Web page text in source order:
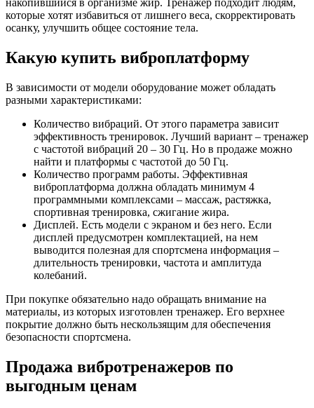
которые хотят избавиться от лишнего веса, скорректировать
осанку, улучшить общее состояние тела.
Какую купить виброплатформу
В зависимости от модели оборудование может обладать
разными характеристиками:
Количество вибраций. От этого параметра зависит
эффективность тренировок. Лучший вариант – тренажер
с частотой вибраций 20 – 30 Гц. Но в продаже можно
найти и платформы с частотой до 50 Гц.
Количество программ работы. Эффективная
виброплатформа должна обладать минимум 4
программными комплексами – массаж, растяжка,
спортивная тренировка, сжигание жира.
Дисплей. Есть модели с экраном и без него. Если
дисплей предусмотрен комплектацией, на нем
выводится полезная для спортсмена информация –
длительность тренировки, частота и амплитуда
колебаний.
При покупке обязательно надо обращать внимание на
материалы, из которых изготовлен тренажер. Его верхнее
покрытие должно быть нескользящим для обеспечения
безопасности спортсмена.
Продажа вибротренажеров по
выгодным ценам